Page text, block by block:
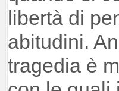
libertà di
abitudini.
tragedia è